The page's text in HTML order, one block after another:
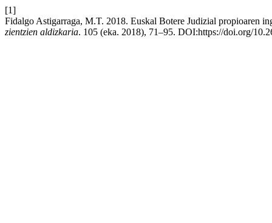
[1]
Fidalgo Astigarraga, M.T. 2018. Euskal Botere Judizial propioaren
zientzien aldizkaria. 105 (eka. 2018), 71–95. DOI:https://doi.org/